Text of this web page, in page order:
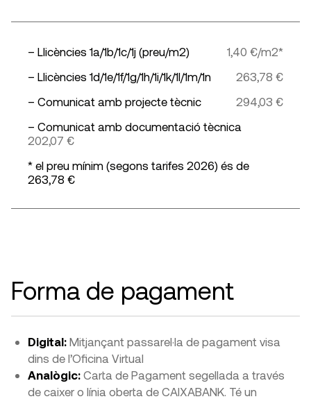
– Llicències 1a/1b/1c/1j (preu/m2)
1,40 €/m2*
– Llicències 1d/1e/1f/1g/1h/1i/1k/1l/1m/1n
263,78 €
– Comunicat amb projecte tècnic
294,03 €
– Comunicat amb documentació tècnica
202,07 €
* el preu mínim (segons tarifes 2026) és de
263,78 €
Forma de pagament
Digital: Mitjançant passarel·la de pagament visa
dins de l’Oficina Virtual
Analògic: Carta de Pagament segellada a través
de caixer o línia oberta de CAIXABANK. Té un